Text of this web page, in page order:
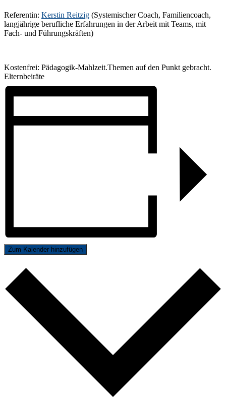
Referentin: Kerstin Reitzig (Systemischer Coach, Familiencoach,
langjährige berufliche Erfahrungen in der Arbeit mit Teams, mit
Fach- und Führungskräften)
Kostenfrei: Pädagogik-Mahlzeit.Themen auf den Punkt gebracht.
Elternbeiräte
Zum Kalender hinzufügen